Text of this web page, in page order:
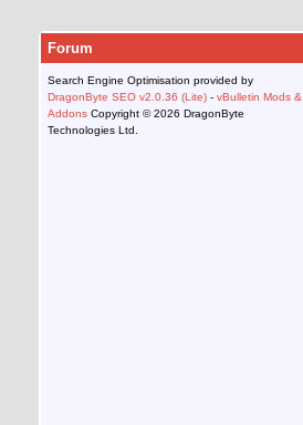
Forum
Search Engine Optimisation provided by
DragonByte SEO v2.0.36 (Lite) - vBulletin Mods &
Addons Copyright © 2026 DragonByte
Technologies Ltd.